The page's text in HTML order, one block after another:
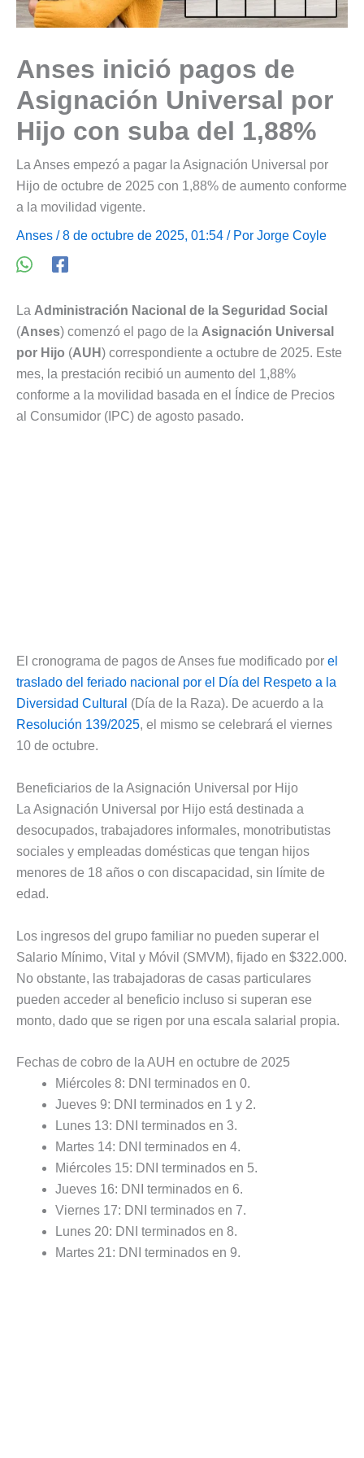
Anses inició pagos de
Asignación Universal por
Hijo con suba del 1,88%
La Anses empezó a pagar la Asignación Universal por
Hijo de octubre de 2025 con 1,88% de aumento conforme
a la movilidad vigente.
Anses / 8 de octubre de 2025, 01:54 / Por Jorge Coyle
La Administración Nacional de la Seguridad Social
(Anses) comenzó el pago de la Asignación Universal
por Hijo (AUH ) correspondiente a octubre de 2025. Este
mes, la prestación recibió un aumento del 1,88%
conforme a la movilidad basada en el Índice de Precios
al Consumidor (IPC) de agosto pasado.
El cronograma de pagos de Anses fue modificado por el
traslado del feriado nacional por el Día del Respeto a la
Diversidad Cultural (Día de la Raza). De acuerdo a la
Resolución 139/2025, el mismo se celebrará el viernes
10 de octubre.
Beneficiarios de la Asignación Universal por Hijo
La Asignación Universal por Hijo está destinada a
desocupados, trabajadores informales, monotributistas
sociales y empleadas domésticas que tengan hijos
menores de 18 años o con discapacidad, sin límite de
edad.
Los ingresos del grupo familiar no pueden superar el
Salario Mínimo, Vital y Móvil (SMVM), fijado en $322.000.
No obstante, las trabajadoras de casas particulares
pueden acceder al beneficio incluso si superan ese
monto, dado que se rigen por una escala salarial propia.
Fechas de cobro de la AUH en octubre de 2025
Miércoles 8: DNI terminados en 0.
Jueves 9: DNI terminados en 1 y 2.
Lunes 13: DNI terminados en 3.
Martes 14: DNI terminados en 4.
Miércoles 15: DNI terminados en 5.
Jueves 16: DNI terminados en 6.
Viernes 17: DNI terminados en 7.
Lunes 20: DNI terminados en 8.
Martes 21: DNI terminados en 9.